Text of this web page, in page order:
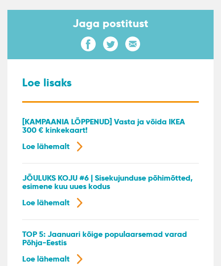
Jaga postitust
Loe lisaks
[KAMPAANIA LÕPPENUD] Vasta ja võida IKEA
300 € kinkekaart!
Loe lähemalt
JÕULUKS KOJU #6 | Sisekujunduse põhimõtted,
esimene kuu uues kodus
Loe lähemalt
TOP 5: Jaanuari kõige populaarsemad varad
Põhja-Eestis
Loe lähemalt